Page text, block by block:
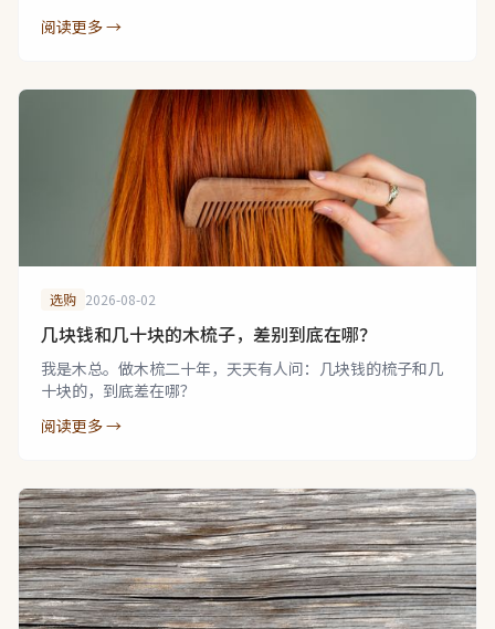
阅读更多 →
选购 2026-08-02
几块钱和几十块的木梳子，差别到底在哪？
我是木总。做木梳二十年，天天有人问：几块钱的梳子和几
十块的，到底差在哪？
阅读更多 →